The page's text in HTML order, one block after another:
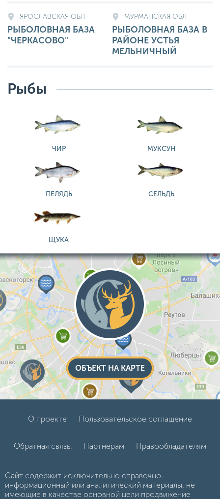
ЯРОСЛАВСКАЯ ОБЛ
РЫБОЛОВНАЯ БАЗА
"ЧЕРКАСОВО"
МУРМАНСКАЯ ОБЛ
РЫБОЛОВНАЯ БАЗА В
РАЙОНЕ УСТЬЯ
МЕЛЬНИЧНЫЙ
Рыбы
ЧИР МУКСУН
ПЕЛЯДЬ СЕЛЬДЬ
ЩУКА
ОБЪЕКТ НА КАРТЕ
О проекте Пользовательское соглашение
Обратная связь. Партнерам Правообладателям
Сайт содержит исключительно справочно-
информационный или аналитический материалы, не
имеющие в качестве основной цели продвижение